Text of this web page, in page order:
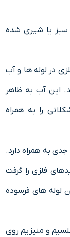
سبز یا شیری شده
در لوله ها و آب
این آب به ظاهر
را به همراه
به همراه دارد.
فلزی را گرفت
لوله های فرسوده
و منیزیم روی